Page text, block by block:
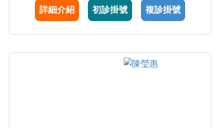
詳細介紹 初診掛號 複診掛號